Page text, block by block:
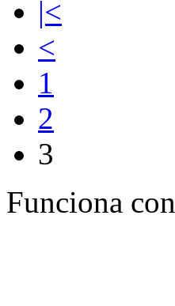
|<
<
1
2
3
Funciona con